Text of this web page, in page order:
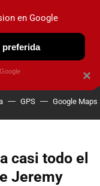
OBSERVATORIO
GPS Google Maps
casi todo el
Jeremy
×
en Google
preferida